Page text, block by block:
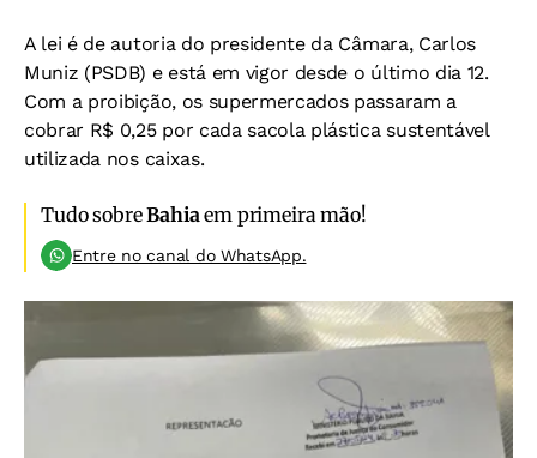
A lei é de autoria do presidente da Câmara, Carlos
Muniz (PSDB) e está em vigor desde o último dia 12.
Com a proibição, os supermercados passaram a
cobrar R$ 0,25 por cada sacola plástica sustentável
utilizada nos caixas.
Tudo sobreBahiaem primeira mão!
Entre no canal do WhatsApp.